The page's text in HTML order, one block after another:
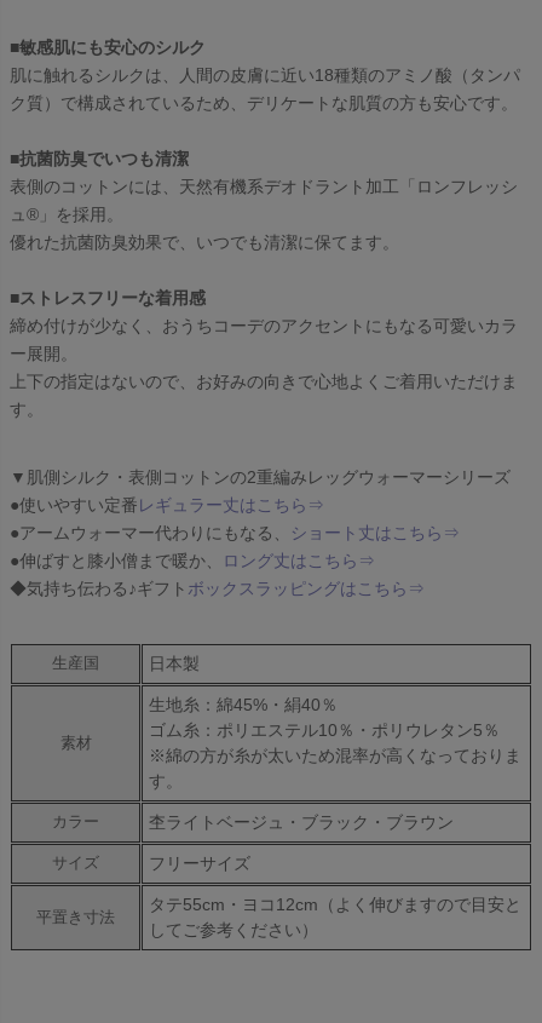
■敏感肌にも安心のシルク
肌に触れるシルクは、人間の皮膚に近い18種類のアミノ酸（タンパ
ク質）で構成されているため、デリケートな肌質の方も安心です。
■抗菌防臭でいつも清潔
表側のコットンには、天然有機系デオドラント加工「ロンフレッシ
ュ®」を採用。
優れた抗菌防臭効果で、いつでも清潔に保てます。
■ストレスフリーな着用感
締め付けが少なく、おうちコーデのアクセントにもなる可愛いカラ
ー展開。
上下の指定はないので、お好みの向きで心地よくご着用いただけま
す。
▼肌側シルク・表側コットンの2重編みレッグウォーマーシリーズ
●使いやすい定番レギュラー丈はこちら⇒
●アームウォーマー代わりにもなる、
ショート丈はこちら⇒
●伸ばすと膝小僧まで暖か、
ロング丈はこちら⇒
◆気持ち伝わる♪ギフト ボックスラッピングはこちら⇒
生産国 日本製
素材
生地糸：綿45%・絹40％
ゴム糸：ポリエステル10％・ポリウレタン5％
※綿の方が糸が太いため混率が高くなっておりま
す。
カラー 杢ライトベージュ・ブラック・ブラウン
サイズ フリーサイズ
平置き寸法
タテ55cm・ヨコ12cm（よく伸びますので目安と
してご参考ください）